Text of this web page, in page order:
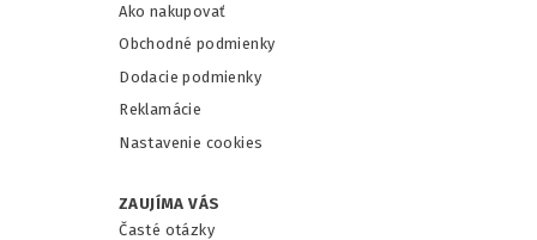
Ako nakupovať
Obchodné podmienky
Dodacie podmienky
Reklamácie
Nastavenie cookies
ZAUJÍMA VÁS
Časté otázky